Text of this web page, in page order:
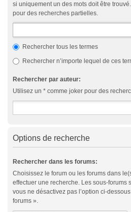
si uniquement un des mots doit être
pour des recherches partielles.
Rechercher tous les termes
Rechercher n’importe lequel de ces
Rechercher par auteur:
Utilisez un * comme joker pour des
Options de recherche
Rechercher dans les forums:
Choisissez le forum ou les forums dans
effectuer une recherche. Les sous-forums
vous ne désactivez pas l’option ci-
forums ».